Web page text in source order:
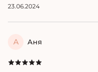
23.06.2024
А Аня